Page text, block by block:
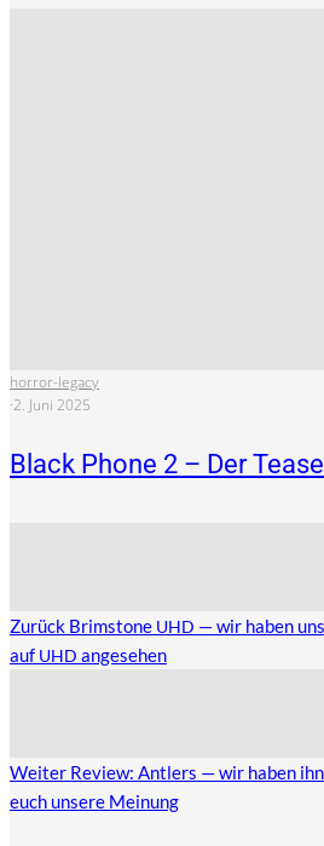
horror-legacy
·2. Juni 2025
Black Phone 2 – Der
Zurück Brimstone UHD — wir haben
auf UHD angesehen
Weiter Review: Antlers — wir haben
euch unsere Meinung